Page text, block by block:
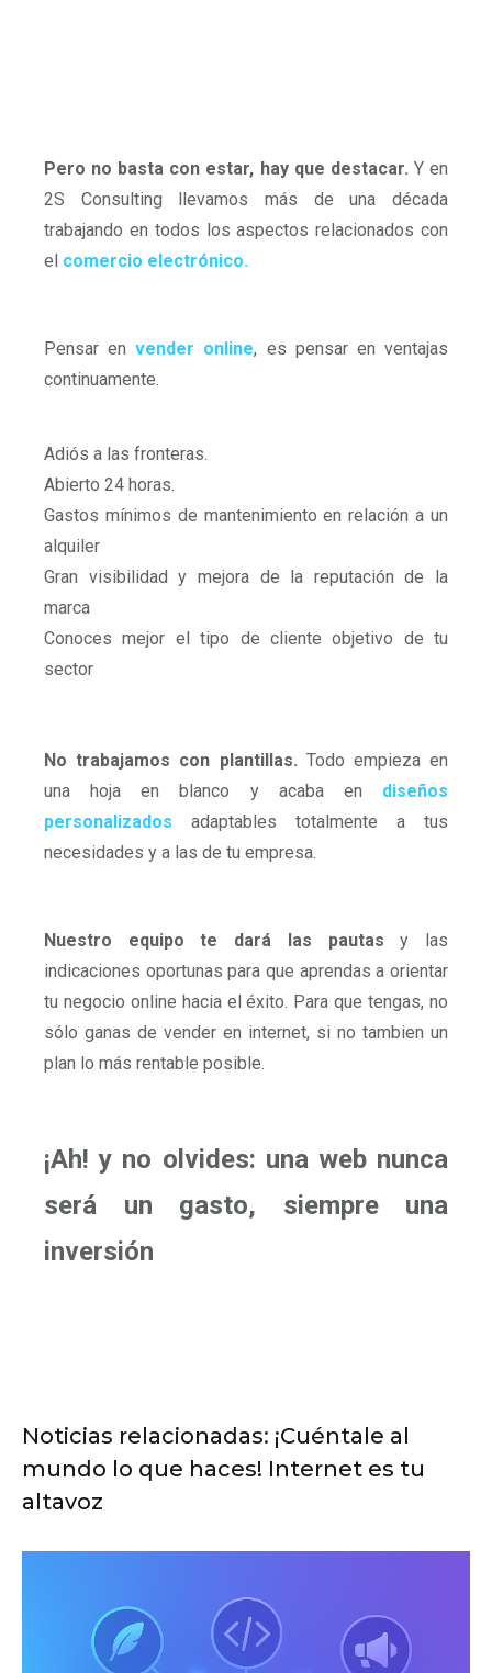
Pero no basta con estar, hay que destacar. Y en
2S Consulting llevamos más de una década
trabajando en todos los aspectos relacionados con
el comercio electrónico.
Pensar en vender online, es pensar en ventajas
continuamente.
Adiós a las fronteras.
Abierto 24 horas.
Gastos mínimos de mantenimiento en relación a un
alquiler
Gran visibilidad y mejora de la reputación de la
marca
Conoces mejor el tipo de cliente objetivo de tu
sector
No trabajamos con plantillas. Todo empieza en
una hoja en blanco y acaba en diseños
personalizados adaptables totalmente a tus
necesidades y a las de tu empresa.
Nuestro equipo te dará las pautasy las
indicaciones oportunas para que aprendas a orientar
tu negocio online hacia el éxito. Para que tengas, no
sólo ganas de vender en internet, si no tambien un
plan lo más rentable posible.
¡Ah! y no olvides: una web nunca
será un gasto, siempre una
inversión
Noticias relacionadas: ¡Cuéntale al
mundo lo que haces! Internet es tu
altavoz